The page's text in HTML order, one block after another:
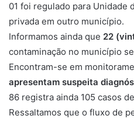
01 foi regulado para Unidade
privada em outro município.
Informamos ainda que 22
contaminação no município
Encontram-se em
apresentam suspeita
86 registra ainda 105 casos
Ressaltamos que o fluxo de